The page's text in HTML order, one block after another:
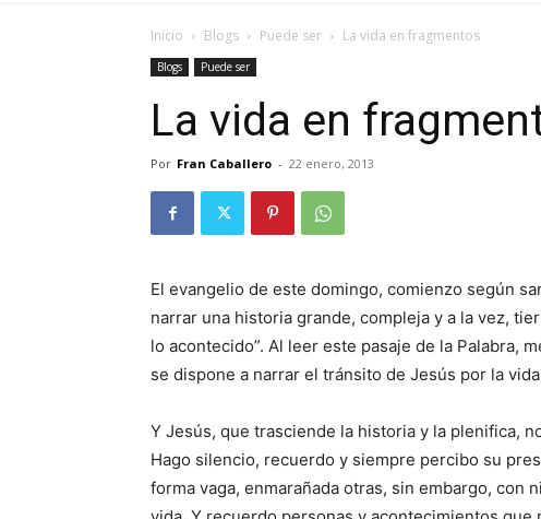
Inicio Blogs Puede ser La vida en fragmentos
Blogs Puede ser
La vida en
Por Fran Caballero - 22 enero, 2013
El evangelio de este domingo, comienzo según
narrar una historia grande, compleja y a la vez,
lo acontecido”. Al leer este pasaje de la Palabra,
se dispone a narrar el tránsito de Jesús por la
Y Jesús, que trasciende la historia y la plenifica,
Hago silencio, recuerdo y siempre percibo su
forma vaga, enmarañada otras, sin embargo, con